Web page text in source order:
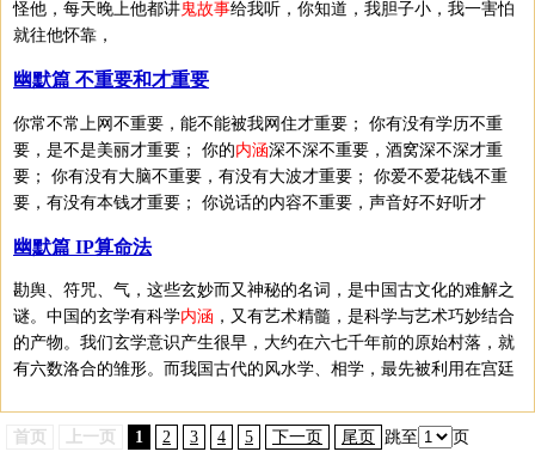
怪他，每天晚上他都讲鬼故事给我听，你知道，我胆子小，我一害怕
就往他怀靠，
幽默篇 不重要和才重要
你常不常上网不重要，能不能被我网住才重要； 你有没有学历不重
要，是不是美丽才重要； 你的内涵深不深不重要，酒窝深不深才重
要； 你有没有大脑不重要，有没有大波才重要； 你爱不爱花钱不重
要，有没有本钱才重要； 你说话的内容不重要，声音好不好听才
幽默篇 IP算命法
勘舆、符咒、气，这些玄妙而又神秘的名词，是中国古文化的难解之
谜。中国的玄学有科学内涵 ，又有艺术精髓，是科学与艺术巧妙结合
的产物。我们玄学意识产生很早，大约在六七千年前的原始村落，就
有六数洛合的雏形。而我国古代的风水学、相学，最先被利用在宫廷
首页 上一页 1 2 3 4 5 下一页 尾页 跳至 页